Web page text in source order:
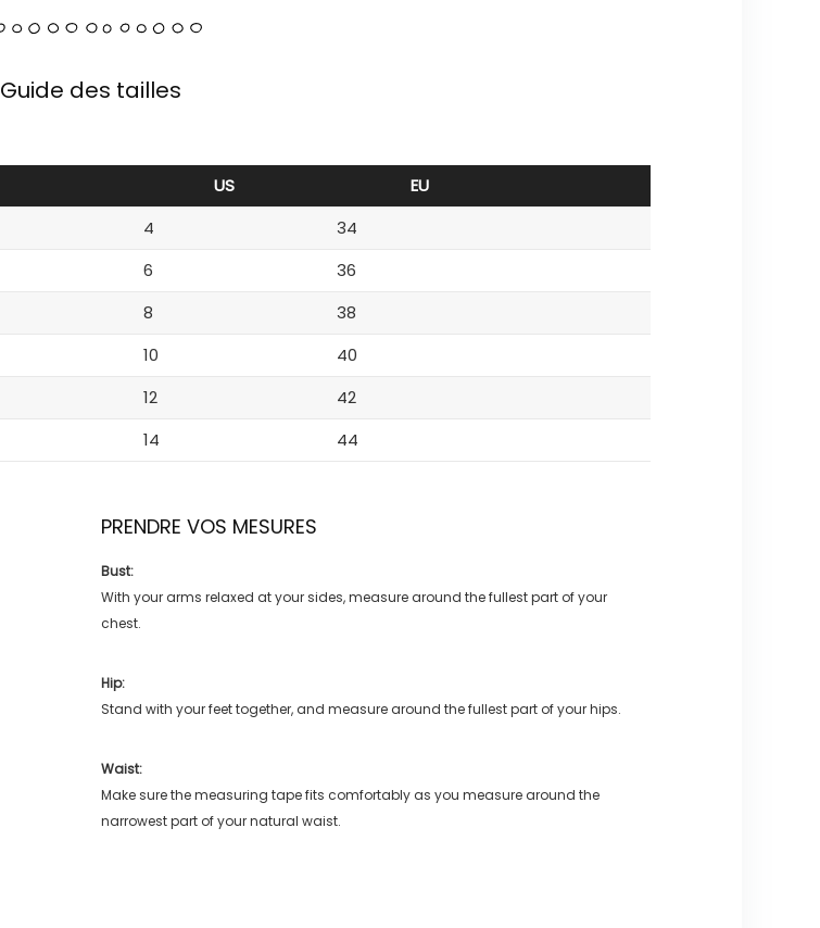
Guide des tailles
US
EU
4
34
6
36
8
38
10
40
12
42
14 44
PRENDRE VOS MESURES
Bust:
With your arms relaxed at your sides, measure around the fullest part of your
chest.
Hip:
Stand with your feet together, and measure around the fullest part of your hips.
Waist:
Make sure the measuring tape fits comfortably as you measure around the
narrowest part of your natural waist.